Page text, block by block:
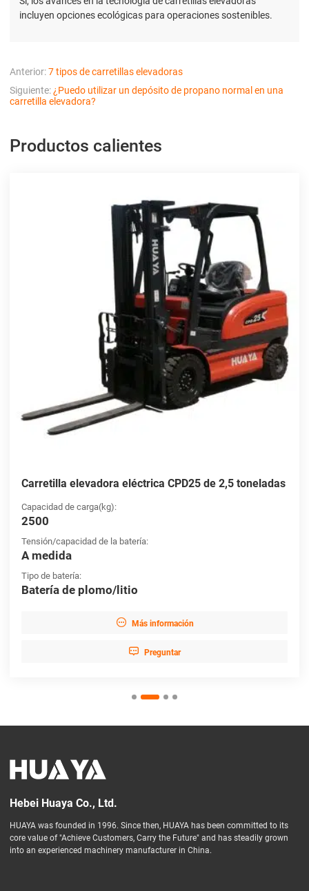
incluyen opciones ecológicas para operaciones sostenibles.
Anterior:7 tipos de carretillas elevadoras
Siguiente: ¿Puedo utilizar un depósito de propano normal en una
carretilla elevadora?
Productos calientes
Carretilla elevadora eléctrica CPD25 de 2,5 toneladas
Capacidad de carga(kg):
2500
Tensión/capacidad de la batería:
A medida
Tipo de batería:
Batería de plomo/litio
 Más información
 Preguntar
Hebei Huaya Co., Ltd.
HUAYA was founded in 1996. Since then, HUAYA has been committed to its
core value of "Achieve Customers, Carry the Future" and has steadily grown
into an experienced machinery manufacturer in China.